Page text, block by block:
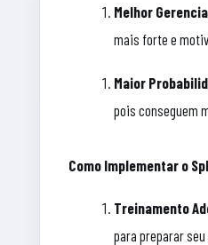
Melhor
mais forte e
Maior
pois conseguem
Como Implementar o
Treinamento
para preparar